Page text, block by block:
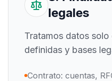
legales
Tratamos datos
definidas y bases
Contrato: cuentas,